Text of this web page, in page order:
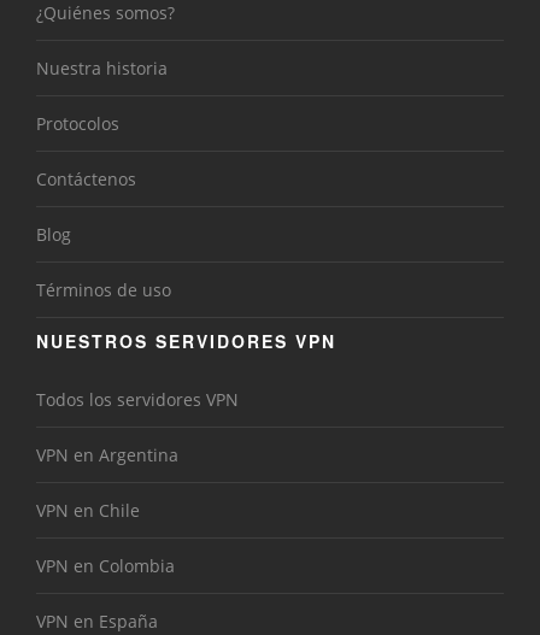
¿Quiénes somos?
Nuestra historia
Protocolos
Contáctenos
Blog
Términos de uso
NUESTROS SERVIDORES VPN
Todos los servidores VPN
VPN en Argentina
VPN en Chile
VPN en Colombia
VPN en España